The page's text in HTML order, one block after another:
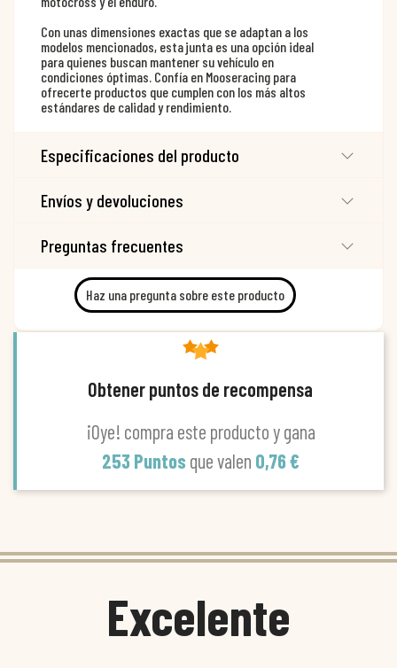
Con unas dimensiones exactas que se adaptan a los
modelos mencionados, esta junta es una opción ideal
para quienes buscan mantener su vehículo en
condiciones óptimas. Confía en Mooseracing para
ofrecerte productos que cumplen con los más altos
estándares de calidad y rendimiento.
Especificaciones del producto
Envíos y devoluciones
Preguntas frecuentes
Haz una pregunta sobre este producto
Obtener puntos de recompensa
¡Oye! compra este producto y gana
253 Puntos que valen 0,76 €
Excelente